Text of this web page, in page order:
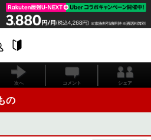
次へ コメント シェア
の